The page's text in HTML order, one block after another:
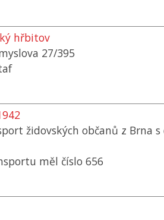
hřbitov
27/395
židovských občanů z Brna s
měl číslo 656